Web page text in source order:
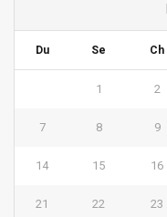
Du Se Ch
1 2
7 8 9
14 15 16
21 22 23